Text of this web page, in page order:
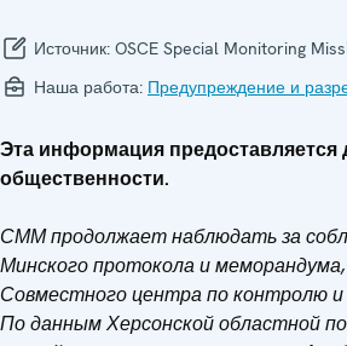
Источник: OSCE Special Monitoring
Наша работа: Предупреждение и
Эта информация
общественности.
СММ продолжает наблюдать за
Минского протокола и
Совместного центра по контролю
По данным Херсонской областной